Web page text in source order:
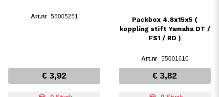
55005251
€ 3,92
Packbox 4.8x15x5 (
koppling stift Yamaha DT /
FS1 / RD )
55001610
€ 3,82